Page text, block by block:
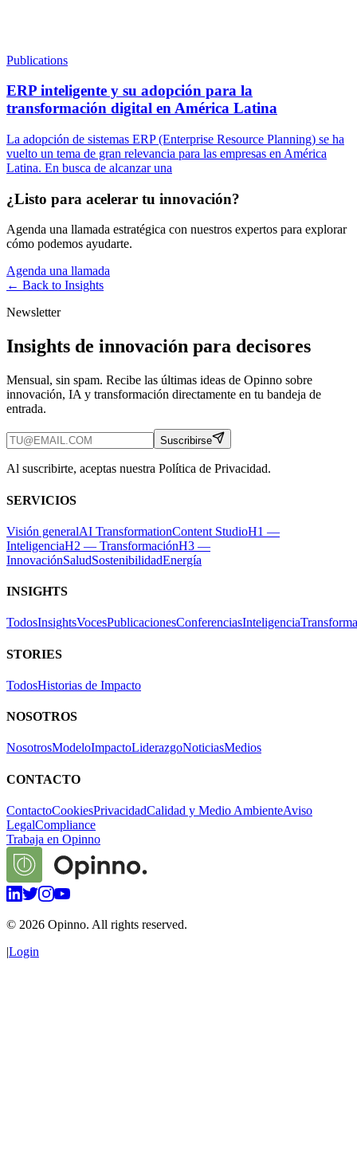
Publications
ERP inteligente y su adopción para la
transformación digital en América Latina
La adopción de sistemas ERP (Enterprise Resource Planning) se ha
vuelto un tema de gran relevancia para las empresas en América
Latina. En busca de alcanzar una
¿Listo para acelerar tu innovación?
Agenda una llamada estratégica con nuestros expertos para explorar
cómo podemos ayudarte.
Agenda una llamada
← Back to Insights
Newsletter
Insights de innovación para decisores
Mensual, sin spam. Recibe las últimas ideas de Opinno sobre
innovación, IA y transformación directamente en tu bandeja de
entrada.
Suscribirse
Al suscribirte, aceptas nuestra Política de Privacidad.
SERVICIOS
Visión generalAI TransformationContent StudioH1 —
InteligenciaH2 — TransformaciónH3 —
InnovaciónSaludSostenibilidadEnergía
INSIGHTS
TodosInsightsVocesPublicacionesConferenciasInteligencia
STORIES
TodosHistorias de Impacto
NOSOTROS
NosotrosModeloImpactoLiderazgoNoticiasMedios
CONTACTO
ContactoCookiesPrivacidadCalidad y Medio AmbienteAviso
LegalCompliance
Trabaja en Opinno
© 2026 Opinno. All rights reserved.
|Login